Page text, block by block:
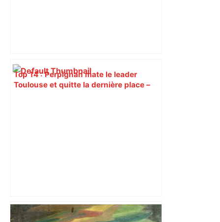
Top 14 : Perpignan mate le leader
Toulouse et quitte la dernière place –
Vainqueur de Toulouse à Aimé-Giral,